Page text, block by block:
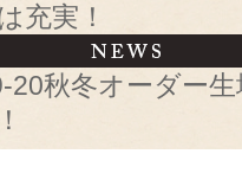
充実！
20秋冬オーダー